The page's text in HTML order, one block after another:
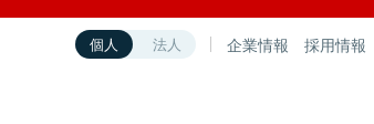
個人 法人 企業情報 採用情報